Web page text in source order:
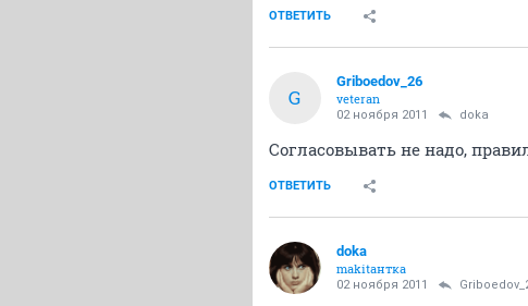
ОТВЕТИТЬ
G
Griboedov_26
veteran
02 ноября 2011 doka
Согласовывать не надо,
ОТВЕТИТЬ
doka
makitaнтка
02 ноября 2011